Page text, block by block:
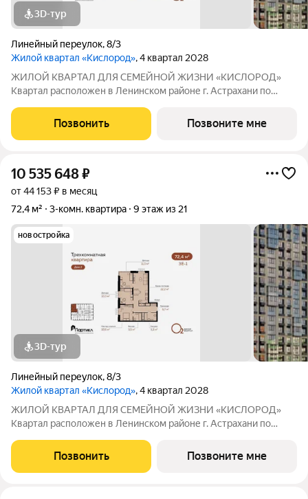
3D-тур
Линейный переулок,8/3
Жилой квартал «Кислород», 4 квартал 2028
ЖИЛОЙ КВАРТАЛ ДЛЯ СЕМЕЙНОЙ ЖИЗНИ «КИСЛОРОД»
Квартал расположен в Ленинском районе г. Астрахани по
«Кислорода» сдается в III квартале 2026 года. Масштаб
проекта можно оценить уже сейчас в отделе продаж,
Позвонить Позвоните мне
10 535 648₽
от 44 153 ₽ в месяц
72,4 м²
3-комн. квартира 9 этаж из 21
новостройка
3D-тур
Линейный переулок,8/3
Жилой квартал «Кислород», 4 квартал 2028
ЖИЛОЙ КВАРТАЛ ДЛЯ СЕМЕЙНОЙ ЖИЗНИ «КИСЛОРОД»
Квартал расположен в Ленинском районе г. Астрахани по
«Кислорода» сдается в III квартале 2026 года. Масштаб
проекта можно оценить уже сейчас в отделе продаж,
Позвонить Позвоните мне